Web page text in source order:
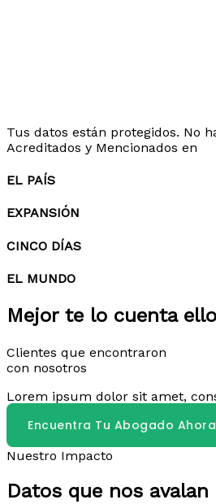
Tus datos están protegidos. No
Acreditados y Mencionados en
EL PAÍS
EXPANSIÓN
CINCO DÍAS
EL MUNDO
Mejor te lo cuenta
Clientes que encontraron
con nosotros
Lorem ipsum dolor sit amet,
Encuentra Tu Abogado Ahora
Nuestro Impacto
Datos que nos avalan